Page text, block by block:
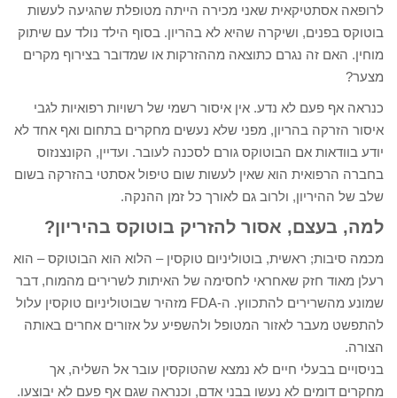
לרופאה אסתטיקאית שאני מכירה הייתה מטופלת שהגיעה לעשות
בוטוקס בפנים, ושיקרה שהיא לא בהריון. בסוף הילד נולד עם שיתוק
מוחין. האם זה נגרם כתוצאה מההזרקות או שמדובר בצירוף מקרים
מצער?
כנראה אף פעם לא נדע. אין איסור רשמי של רשויות רפואיות לגבי
איסור הזרקה בהריון, מפני שלא נעשים מחקרים בתחום ואף אחד לא
יודע בוודאות אם הבוטוקס גורם לסכנה לעובר. ועדיין, הקונצנזוס
בחברה הרפואית הוא שאין לעשות שום טיפול אסתטי בהזרקה בשום
שלב של ההיריון, ולרוב גם לאורך כל זמן ההנקה.
למה, בעצם, אסור להזריק בוטוקס בהיריון?
מכמה סיבות; ראשית, בוטוליניום טוקסין – הלוא הוא הבוטוקס – הוא
רעלן מאוד חזק שאחראי לחסימה של האיתות לשרירים מהמוח, דבר
שמונע מהשרירים להתכווץ. ה-FDA מזהיר שבוטוליניום טוקסין עלול
להתפשט מעבר לאזור המטופל ולהשפיע על אזורים אחרים באותה
הצורה.
בניסויים בבעלי חיים לא נמצא שהטוקסין עובר אל השליה, אך
מחקרים דומים לא נעשו בבני אדם, וכנראה שגם אף פעם לא יבוצעו.